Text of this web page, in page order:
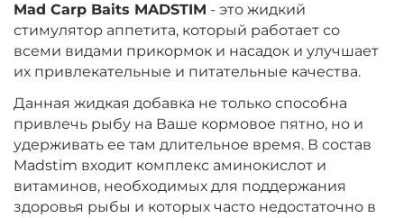
Mad Carp Baits MADSTIM - это жидкий
стимулятор аппетита, который работает со
всеми видами прикормок и насадок и улучшает
их привлекательные и питательные качества.
Данная жидкая добавка не только способна
привлечь рыбу на Ваше кормовое пятно, но и
удерживать ее там длительное время. В состав
Madstim входит комплекс аминокислот и
витаминов, необходимых для поддержания
здоровья рыбы и которых часто недостаточно в